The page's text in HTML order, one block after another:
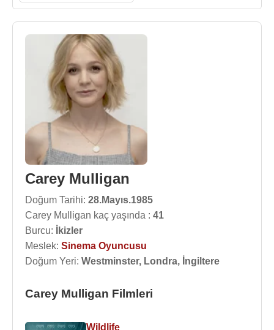
Carey Mulligan
Doğum Tarihi: 28.Mayıs.1985
Carey Mulligan kaç yaşında : 41
Burcu:
İkizler
Meslek: Sinema Oyuncusu
Doğum Yeri: Westminster, Londra, İngiltere
Carey Mulligan Filmleri
Wildlife